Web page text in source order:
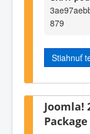
879
Stiahnuť
Joomla!